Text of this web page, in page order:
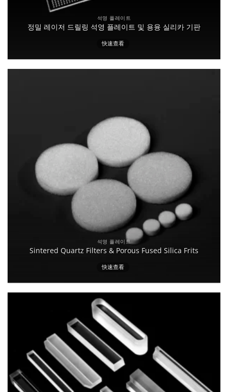
석영 플레이트
정밀 레이저 드릴링 석영 플레이트 및 용융 실리카 기판
快速查看
석영 플레이트
Sintered Quartz Filters & Porous Fused Silica Frits
快速查看